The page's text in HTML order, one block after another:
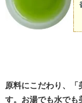
原料にこだわり、
す。お湯でも水でも